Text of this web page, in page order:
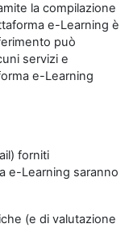
la compilazione
e-Learning è
può
servizi e
e-Learning
forniti
e-Learning saranno
(e di valutazione